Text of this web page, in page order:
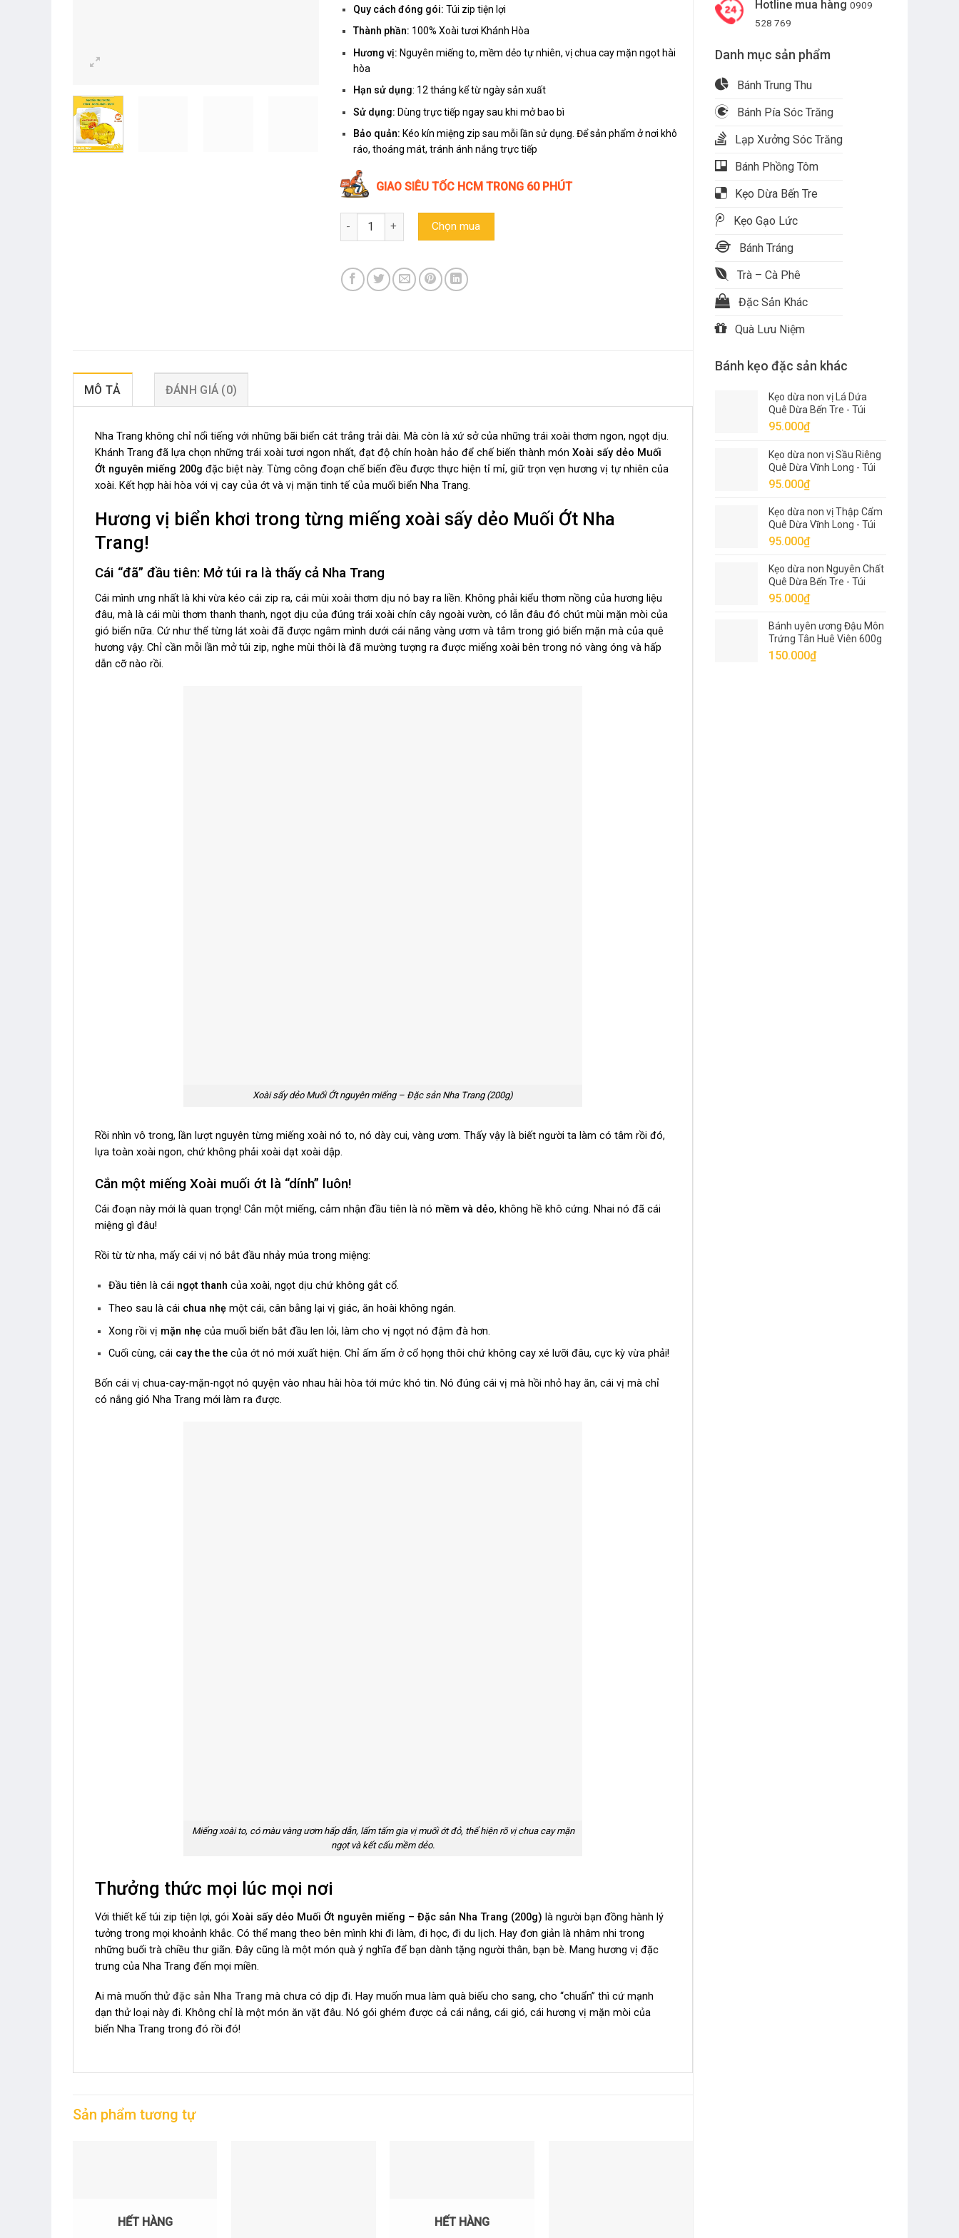
Hotline mua hàng 0909
528 769
Danh mục sản phẩm
Bánh Trung Thu
Bánh Pía Sóc Trăng
Lạp Xưởng Sóc Trăng
Bánh Phồng Tôm
Kẹo Dừa Bến Tre
Kẹo Gạo Lức
Bánh Tráng
Trà – Cà Phê
Đặc Sản Khác
Quà Lưu Niệm
Bánh kẹo đặc sản khác
Kẹo dừa non vị Lá Dứa
Quê Dừa Bến Tre - Túi
500g
95.000₫
Kẹo dừa non vị Sầu Riêng
Quê Dừa Vĩnh Long - Túi
500g
95.000₫
Kẹo dừa non vị Thập Cẩm
Quê Dừa Vĩnh Long - Túi
500g
95.000₫
Kẹo dừa non Nguyên Chất
Quê Dừa Bến Tre - Túi
500g
95.000₫
Bánh uyên ương Đậu Môn
Trứng Tân Huê Viên 600g
(Vị Mới)
150.000₫
Quy cách đóng gói: Túi zip tiện lợi
Thành phần: 100% Xoài tươi Khánh Hòa
Hương vị: Nguyên miếng to, mềm dẻo tự nhiên, vị chua cay mặn ngọt hài
hòa
Hạn sử dụng: 12 tháng kể từ ngày sản xuất
Sử dụng: Dùng trực tiếp ngay sau khi mở bao bì
Bảo quản: Kéo kín miệng zip sau mỗi lần sử dụng. Để sản phẩm ở nơi khô
ráo, thoáng mát, tránh ánh nắng trực tiếp
GIAO SIÊU TỐC HCM TRONG 60 PHÚT
Xoài sấy dẻo Muối Ớt nguyên miếng - Đặc sản Nha Trang (200g) số lượng
Chọn mua
MÔ TẢ ĐÁNH GIÁ (0)
Nha Trang không chỉ nổi tiếng với những bãi biển cát trắng trải dài. Mà còn là xứ sở của những trái xoài thơm ngon, ngọt dịu.
Khánh Trang đã lựa chọn những trái xoài tươi ngon nhất, đạt độ chín hoàn hảo để chế biến thành món Xoài sấy dẻo Muối
Ớt nguyên miếng 200g đặc biệt này. Từng công đoạn chế biến đều được thực hiện tỉ mỉ, giữ trọn vẹn hương vị tự nhiên của
xoài. Kết hợp hài hòa với vị cay của ớt và vị mặn tinh tế của muối biển Nha Trang.
Hương vị biển khơi trong từng miếng xoài sấy dẻo Muối Ớt Nha
Trang!
Cái “đã” đầu tiên: Mở túi ra là thấy cả Nha Trang
Cái mình ưng nhất là khi vừa kéo cái zip ra, cái mùi xoài thơm dịu nó bay ra liền. Không phải kiểu thơm nồng của hương liệu
đâu, mà là cái mùi thơm thanh thanh, ngọt dịu của đúng trái xoài chín cây ngoài vườn, có lẫn đâu đó chút mùi mặn mòi của
gió biển nữa. Cứ như thể từng lát xoài đã được ngâm mình dưới cái nắng vàng ươm và tắm trong gió biển mặn mà của quê
hương vậy. Chỉ cần mỗi lần mở túi zip, nghe mùi thôi là đã mường tượng ra được miếng xoài bên trong nó vàng óng và hấp
dẫn cỡ nào rồi.
Xoài sấy dẻo Muối Ớt nguyên miếng – Đặc sản Nha Trang (200g)
Rồi nhìn vô trong, lần lượt nguyên từng miếng xoài nó to, nó dày cui, vàng ươm. Thấy vậy là biết người ta làm có tâm rồi đó,
lựa toàn xoài ngon, chứ không phải xoài dạt xoài dập.
Cắn một miếng Xoài muối ớt là “dính” luôn!
Cái đoạn này mới là quan trọng! Cắn một miếng, cảm nhận đầu tiên là nó mềm và dẻo, không hề khô cứng. Nhai nó đã cái
miệng gì đâu!
Rồi từ từ nha, mấy cái vị nó bắt đầu nhảy múa trong miệng:
Đầu tiên là cái ngọt thanh của xoài, ngọt dịu chứ không gắt cổ.
Theo sau là cái chua nhẹmột cái, cân bằng lại vị giác, ăn hoài không ngán.
Xong rồi vị mặn nhẹcủa muối biển bắt đầu len lỏi, làm cho vị ngọt nó đậm đà hơn.
Cuối cùng, cái cay the thecủa ớt nó mới xuất hiện. Chỉ ấm ấm ở cổ họng thôi chứ không cay xé lưỡi đâu, cực kỳ vừa phải!
Bốn cái vị chua-cay-mặn-ngọt nó quyện vào nhau hài hòa tới mức khó tin. Nó đúng cái vị mà hồi nhỏ hay ăn, cái vị mà chỉ
có nắng gió Nha Trang mới làm ra được.
Miếng xoài to, có màu vàng ươm hấp dẫn, lấm tấm gia vị muối ớt đỏ, thể hiện rõ vị chua cay mặn
ngọt và kết cấu mềm dẻo.
Thưởng thức mọi lúc mọi nơi
Với thiết kế túi zip tiện lợi, gói Xoài sấy dẻo Muối Ớt nguyên miếng – Đặc sản Nha Trang (200g) là người bạn đồng hành lý
tưởng trong mọi khoảnh khắc. Có thể mang theo bên mình khi đi làm, đi học, đi du lịch. Hay đơn giản là nhâm nhi trong
những buổi trà chiều thư giãn. Đây cũng là một món quà ý nghĩa để bạn dành tặng người thân, bạn bè. Mang hương vị đặc
trưng của Nha Trang đến mọi miền.
Ai mà muốn thử đặc sản Nha Trang mà chưa có dịp đi. Hay muốn mua làm quà biếu cho sang, cho “chuẩn” thì cứ mạnh
dạn thử loại này đi. Không chỉ là một món ăn vặt đâu. Nó gói ghém được cả cái nắng, cái gió, cái hương vị mặn mòi của
biển Nha Trang trong đó rồi đó!
Sản phẩm tương tự
HẾT HÀNG HẾT HÀNG